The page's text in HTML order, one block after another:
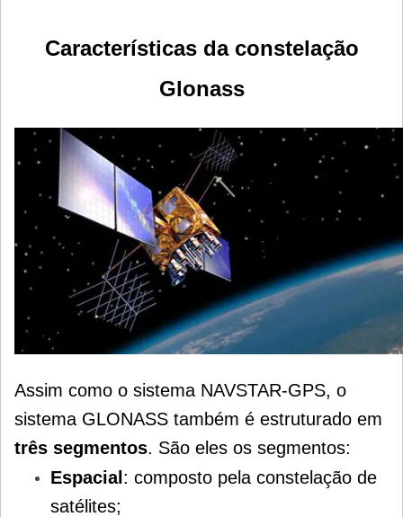
Características da constelação
Glonass
Assim como o sistema NAVSTAR-GPS, o
sistema GLONASS também é estruturado em
três segmentos. São eles os segmentos:
Espacial: composto pela constelação de
satélites;